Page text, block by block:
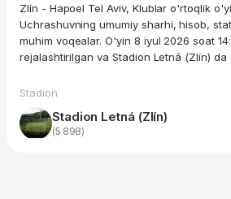
Zlín - Hapoel Tel Aviv, Klublar o'rtoqlik
Uchrashuvning umumiy sharhi, hisob,
muhim voqealar. O'yin 8 iyul 2026 soat
rejalashtirilgan va Stadion Letná (Zlín) da
Stadion
Stadion Letná (Zlín)
(5 898)